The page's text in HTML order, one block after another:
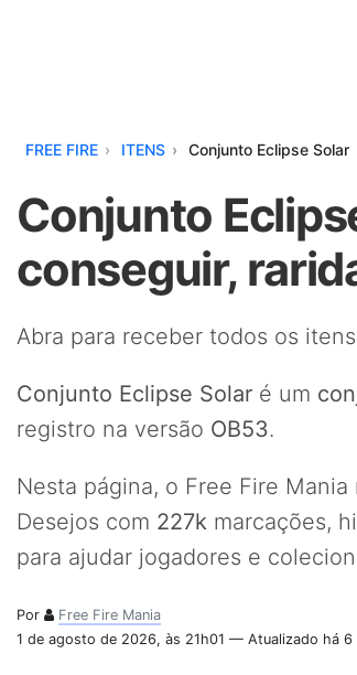
FREE FIRE ITENS Conjunto Eclipse Solar
Conjunto
conseguir,
Abra para receber todos os
Conjunto Eclipse Solar é um
registro na versão OB53.
Nesta página, o Free Fire
Desejos com 227k marcações,
para ajudar jogadores e
Por
Free Fire Mania
1 de agosto de 2026, às 21h01 — Atualizado há 6